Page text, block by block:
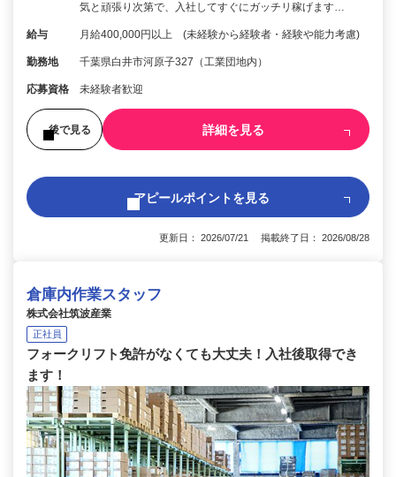
気と頑張り次第で、入社してすぐにガッチリ稼げます…
給与 月給400,000円以上 (未経験から経験者・経験や能力考慮)
勤務地 千葉県白井市河原子327（工業団地内）
応募資格 未経験者歓迎
後で見る 詳細を見る
アピールポイントを見る
更新日： 2026/07/21 掲載終了日： 2026/08/28
倉庫内作業スタッフ
株式会社筑波産業
正社員
フォークリフト免許がなくても大丈夫！入社後取得でき
ます！